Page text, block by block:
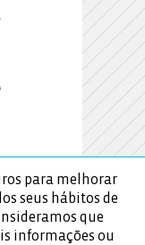
para melhorar
seus hábitos de
que
informações ou